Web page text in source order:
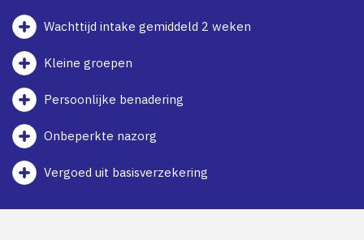
Wachttijd intake gemiddeld 2 weken
Kleine groepen
Persoonlijke benadering
Onbeperkte nazorg
Vergoed uit basisverzekering